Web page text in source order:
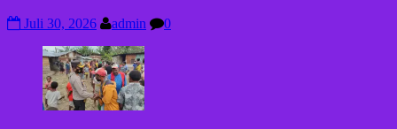
Juli 30, 2026 admin 0